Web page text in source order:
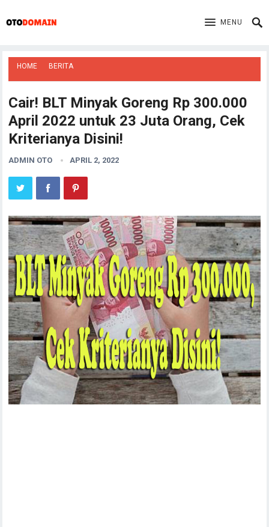
MENU
HOME BERITA
Cair! BLT Minyak Goreng Rp 300.000
April 2022 untuk 23 Juta Orang, Cek
Kriterianya Disini!
ADMIN OTO APRIL 2, 2022